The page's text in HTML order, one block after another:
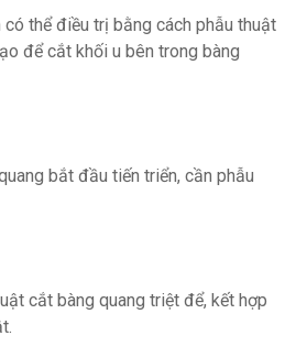
có thể điều trị bằng cách phẫu thuật
để cắt khối u bên trong bàng
bắt đầu tiến triển, cần phẫu
cắt bàng quang triệt để, kết hợp